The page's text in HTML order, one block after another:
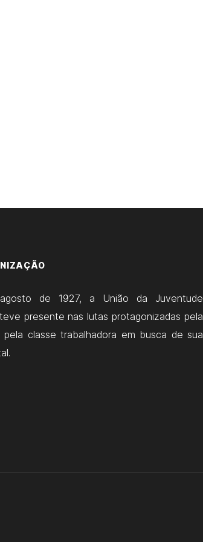
de 1927, a União da Juventude
presente nas lutas protagonizadas pela
pela classe trabalhadora em busca de sua